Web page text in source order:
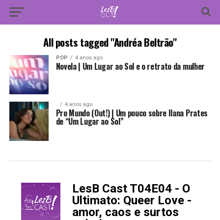
All posts tagged "Andréa Beltrão"
POP 4 anos ago
Novela | Um Lugar ao Sol e o retrato da mulher
. 4 anos ago
Pro Mundo (Out!) | Um pouco sobre Ilana Prates
de “Um Lugar ao Sol”
LesB Cast T04E04 - O
Ultimato: Queer Love -
amor, caos e surtos
-